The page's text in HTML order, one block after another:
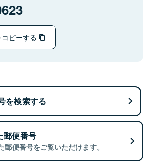
ピーする
を検索する
郵便番号
郵便番号をご覧いただけます。